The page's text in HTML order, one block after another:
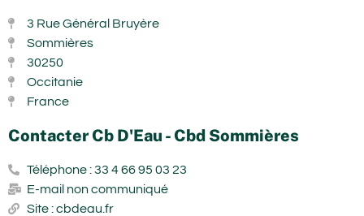
3 Rue Général Bruyère
Sommières
30250
Occitanie
France
Contacter Cb D'Eau - Cbd Sommières
Téléphone : 33 4 66 95 03 23
E-mail non communiqué
Site : cbdeau.fr